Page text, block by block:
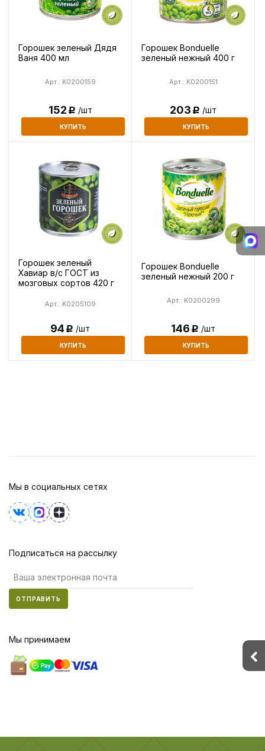
Горошек зеленый Дядя
Ваня 400 мл
Арт.: K0200159
152Р /шт
КУПИТЬ
Горошек Bonduelle
зеленый нежный 400 г
Арт.: K0200151
203Р /шт
КУПИТЬ
Горошек зеленый
Хавиар в/с ГОСТ из
мозговых сортов 420 г
Арт.: K0205109
94Р /шт
КУПИТЬ
Горошек Bonduelle
зеленый нежный 200 г
Арт.: K0200299
146Р /шт
КУПИТЬ
Мы в социальных сетях
Подписаться на рассылку
ОТПРАВИТЬ
Мы принимаем